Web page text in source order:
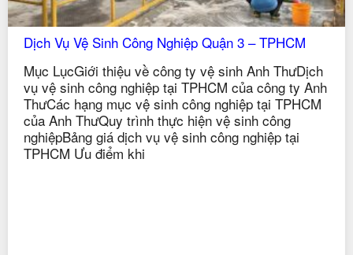
ty Anh
Công ty vệ sinh Anh Thư là đơn vị tiên
ra phương pháp, cách giặt hiệu quả vào
trình giặt loại bỏ hoàn toàn Bụi Bẩn – Vi
Nấm mốc bên trong và mặt ngoài của ghế
phòng